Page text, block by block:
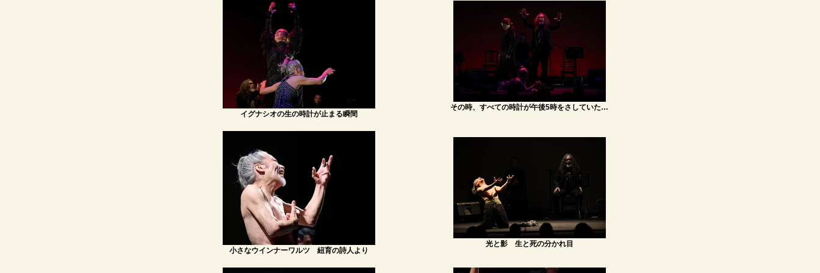
イグナシオの生の時計が止まる瞬間
その時、すべての時計が午後5時をさしていた…
小さなウインナーワルツ 紐育の詩人より
光と影 生と死の分かれ目